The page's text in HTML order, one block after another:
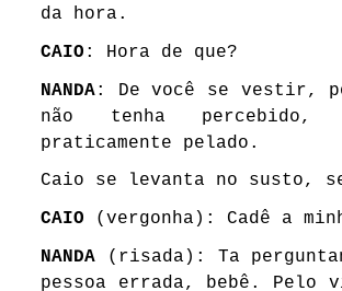
da hora.
CAIO : Hora de que?
NANDA: De você se vestir,
não tenha
praticamente pelado.
Caio se levanta no susto,
CAIO (vergonha): Cadê a
NANDA (risada): Ta
pessoa errada, bebê. Pelo